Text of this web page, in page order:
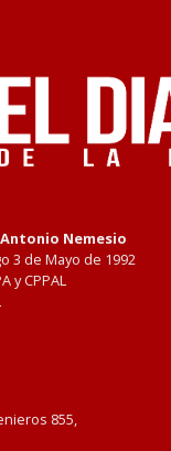
Nemesio
3 de Mayo de 1992
y CPPAL
855,